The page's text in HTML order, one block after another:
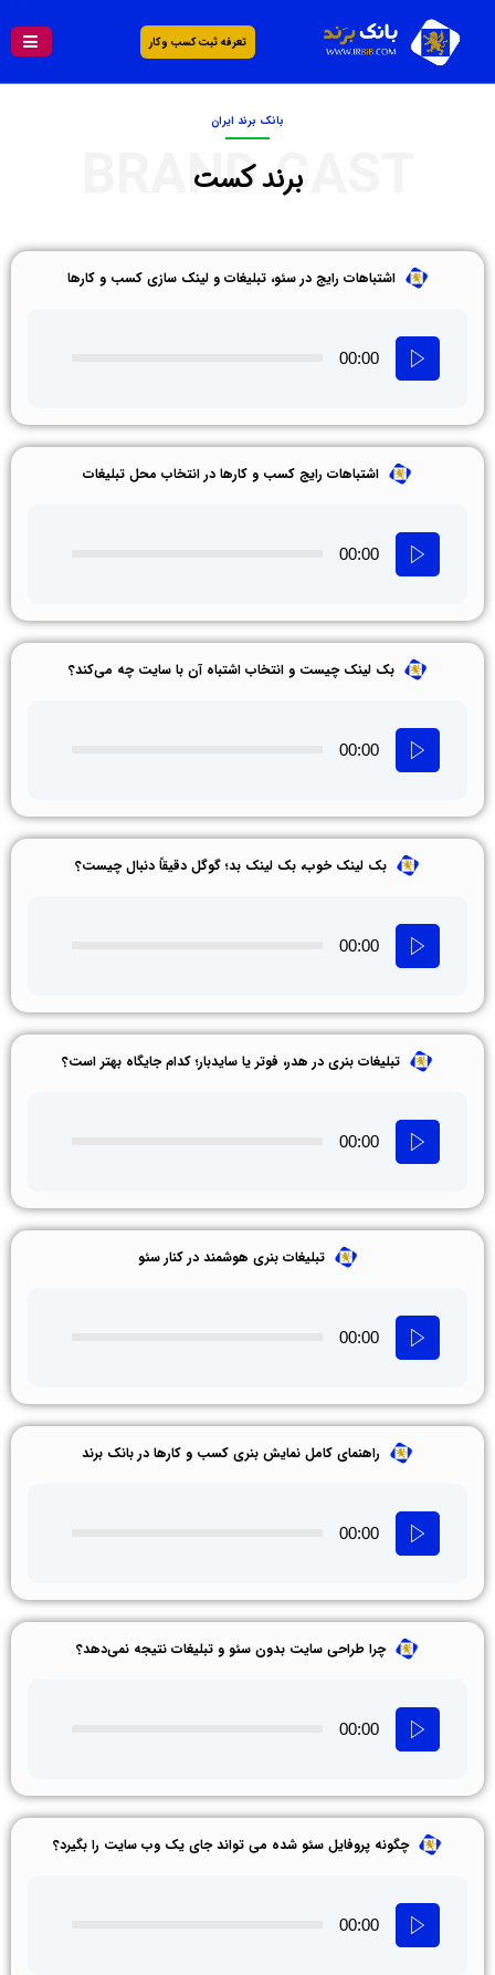
تعرفه ثبت کسب و کار
BRAND CAST
بانک برند ایران
برند کست
اشتباهات رایج در سئو، تبلیغات و لینک‌ سازی کسب‌ و کارها
00:00
اشتباهات رایج کسب‌ و کارها در انتخاب محل تبلیغات
00:00
بک‌ لینک چیست و انتخاب اشتباه آن با سایت چه می‌کند؟
00:00
بک‌ لینک خوب، بک‌ لینک بد؛ گوگل دقیقاً دنبال چیست؟
00:00
تبلیغات بنری در هدر، فوتر یا سایدبار؛ کدام جایگاه بهتر است؟
00:00
تبلیغات بنری هوشمند در کنار سئو
00:00
راهنمای کامل نمایش بنری کسب‌ و کارها در بانک برند
00:00
چرا طراحی سایت بدون سئو و تبلیغات نتیجه نمی‌دهد؟
00:00
چگونه پروفایل سئو شده می‌ تواند جای یک وب‌ سایت را بگیرد؟
00:00